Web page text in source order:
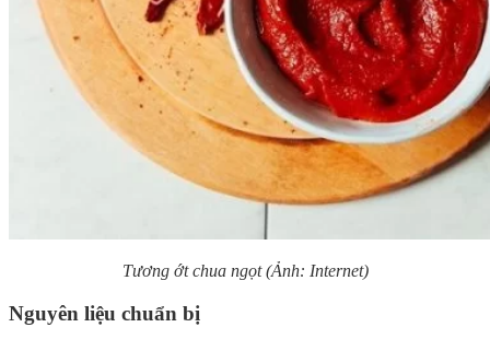
Tương ớt chua ngọt (Ảnh: Internet)
Nguyên liệu chuẩn bị